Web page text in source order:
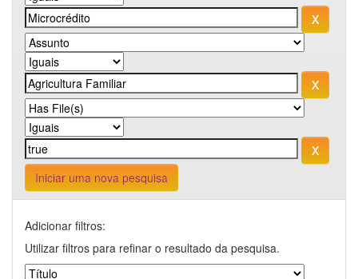
Iniciar uma nova pesquisa
Adicionar filtros:
Utilizar filtros para refinar o resultado da pesquisa.